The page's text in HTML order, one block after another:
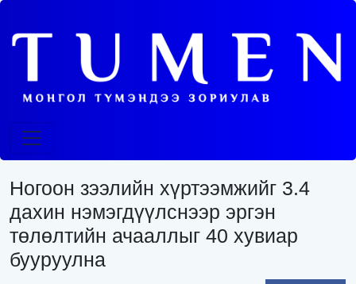
Ногоон зээлийн хүртээмжийг 3.4
дахин нэмэгдүүлснээр эргэн
төлөлтийн ачааллыг 40 хувиар
бууруулна